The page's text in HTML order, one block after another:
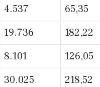
4.537
65,35
19.736
182,22
8.101
126,05
30.025
218,52